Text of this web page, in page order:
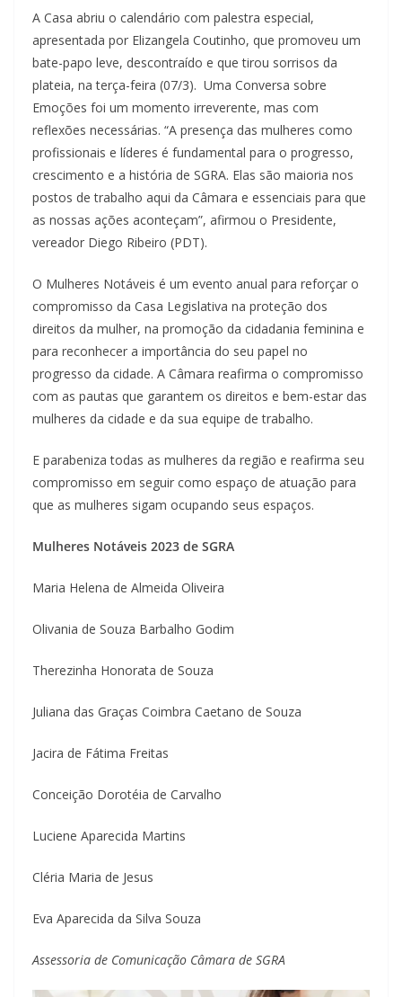
A Casa abriu o calendário com palestra especial,
apresentada por Elizangela Coutinho, que promoveu um
bate-papo leve, descontraído e que tirou sorrisos da
plateia, na terça-feira (07/3). Uma Conversa sobre
Emoções foi um momento irreverente, mas com
reflexões necessárias. “A presença das mulheres como
profissionais e líderes é fundamental para o progresso,
crescimento e a história de SGRA. Elas são maioria nos
postos de trabalho aqui da Câmara e essenciais para que
as nossas ações aconteçam”, afirmou o Presidente,
vereador Diego Ribeiro (PDT).
O Mulheres Notáveis é um evento anual para reforçar o
compromisso da Casa Legislativa na proteção dos
direitos da mulher, na promoção da cidadania feminina e
para reconhecer a importância do seu papel no
progresso da cidade. A Câmara reafirma o compromisso
com as pautas que garantem os direitos e bem-estar das
mulheres da cidade e da sua equipe de trabalho.
E parabeniza todas as mulheres da região e reafirma seu
compromisso em seguir como espaço de atuação para
que as mulheres sigam ocupando seus espaços.
Mulheres Notáveis 2023 de SGRA
Maria Helena de Almeida Oliveira
Olivania de Souza Barbalho Godim
Therezinha Honorata de Souza
Juliana das Graças Coimbra Caetano de Souza
Jacira de Fátima Freitas
Conceição Dorotéia de Carvalho
Luciene Aparecida Martins
Cléria Maria de Jesus
Eva Aparecida da Silva Souza
Assessoria de Comunicação Câmara de SGRA